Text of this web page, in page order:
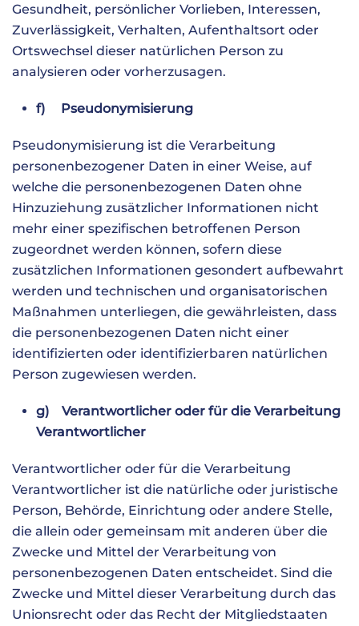
Gesundheit, persönlicher Vorlieben, Interessen,
Zuverlässigkeit, Verhalten, Aufenthaltsort oder
Ortswechsel dieser natürlichen Person zu
analysieren oder vorherzusagen.
f) Pseudonymisierung
Pseudonymisierung ist die Verarbeitung
personenbezogener Daten in einer Weise, auf
welche die personenbezogenen Daten ohne
Hinzuziehung zusätzlicher Informationen nicht
mehr einer spezifischen betroffenen Person
zugeordnet werden können, sofern diese
zusätzlichen Informationen gesondert aufbewahrt
werden und technischen und organisatorischen
Maßnahmen unterliegen, die gewährleisten, dass
die personenbezogenen Daten nicht einer
identifizierten oder identifizierbaren natürlichen
Person zugewiesen werden.
g) Verantwortlicher oder für die Verarbeitung
Verantwortlicher
Verantwortlicher oder für die Verarbeitung
Verantwortlicher ist die natürliche oder juristische
Person, Behörde, Einrichtung oder andere Stelle,
die allein oder gemeinsam mit anderen über die
Zwecke und Mittel der Verarbeitung von
personenbezogenen Daten entscheidet. Sind die
Zwecke und Mittel dieser Verarbeitung durch das
Unionsrecht oder das Recht der Mitgliedstaaten